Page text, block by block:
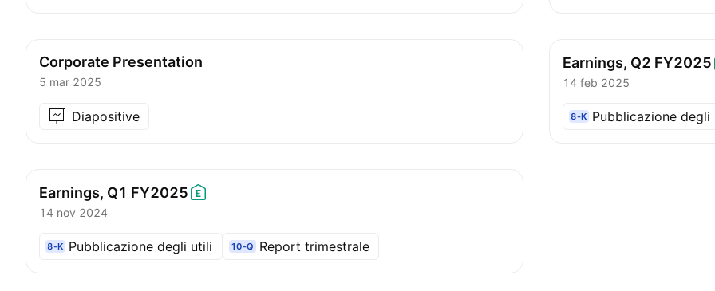
Corporate Presentation
5 mar 2025
Diapositive
Earnings, Q2 FY2025
14 feb 2025
8-K Pubblicazione degli
Earnings, Q1 FY2025
14 nov 2024
8-K Pubblicazione degli utili 10-Q Report trimestrale